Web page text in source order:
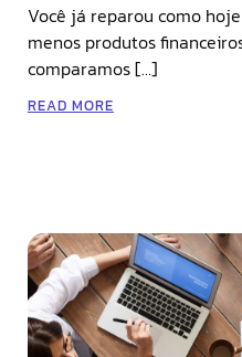
Você já reparou como
menos produtos
comparamos […]
READ MORE